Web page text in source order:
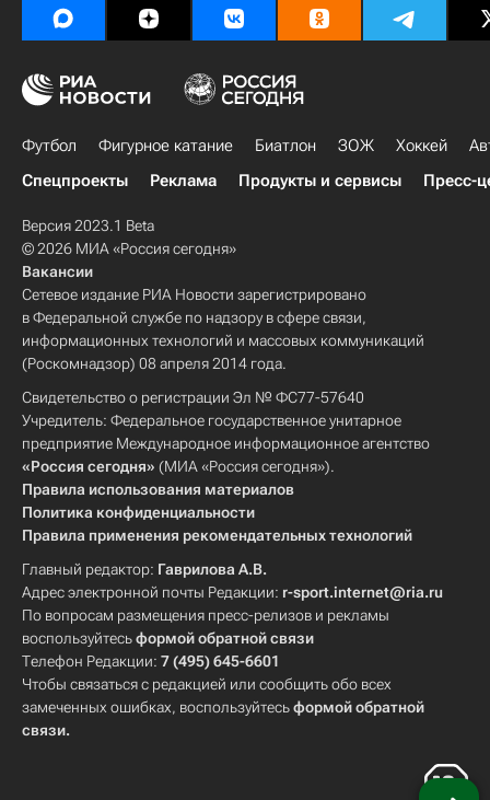
Футбол Фигурное катание Биатлон ЗОЖ Хоккей
Спецпроекты
Реклама Продукты и сервисы Пресс-
Версия 2023.1 Beta
© 2026 МИА «Россия сегодня»
Вакансии
Сетевое издание РИА Новости зарегистрировано
в Федеральной службе по надзору в сфере связи,
информационных технологий и массовых коммуникаций
(Роскомнадзор) 08 апреля 2014 года.
Свидетельство о регистрации Эл № ФС77-57640
Учредитель: Федеральное государственное унитарное
предприятие Международное информационное агентство
«Россия сегодня» (МИА «Россия сегодня»).
Правила использования материалов
Политика конфиденциальности
Правила применения рекомендательных технологий
Главный редактор: Гаврилова А.В.
Адрес электронной почты Редакции: r-sport.internet@ria.ru
По вопросам размещения пресс-релизов и рекламы
воспользуйтесьформой обратной связи
Телефон Редакции: 7 (495) 645-6601
Чтобы связаться с редакцией или сообщить обо всех
замеченных ошибках, воспользуйтесьформой обратной
связи.